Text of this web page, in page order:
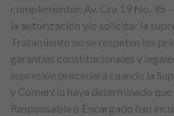
complementen;Av. Cra 19 No. 95
la autorización y/o solicitar la
Tratamiento no se respeten los
garantías constitucionales y
supresión procederá cuando la
y Comercio haya determinado
Responsable o Encargado han